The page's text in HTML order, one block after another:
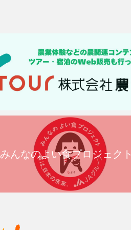
みんなのよい食プロジェクト